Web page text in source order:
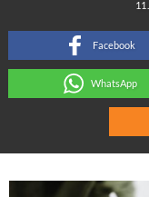
Facebook
WhatsApp